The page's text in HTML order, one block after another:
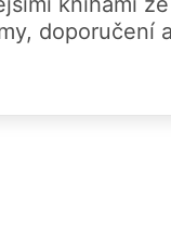
doporučení